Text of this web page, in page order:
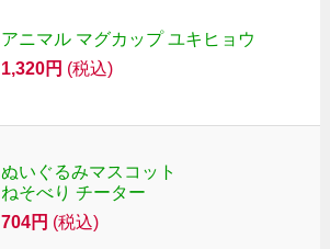
アニマル マグカップ ユキヒョウ
1,320円 (税込)
ぬいぐるみマスコット
ねそべり チーター
704円 (税込)